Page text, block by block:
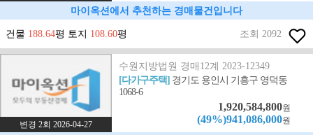
마이옥션에서 추천하는 경매물건입니다
건물 188.64평 토지 108.60평 조회 2092
변경 2회 2026-04-27
수원지방법원 경매12계 2023-12349
[다가구주택] 경기도 용인시 기흥구 영덕동
1068-6
1,920,584,800원
(49%)941,086,000원